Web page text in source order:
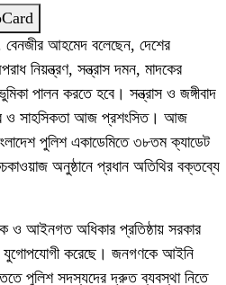
আহমেদ বলেছেন, দেশের
নিয়ন্ত্রণ, সন্ত্রাস দমন, মাদকের
পালন করতে হবে। সন্ত্রাস ও জঙ্গীবাদ
ও সাহসিকতা আজ প্রশংসিত। আজ
পুলিশ একাডেমিতে ৩৮তম ক্যাডেট
অনুষ্ঠানে প্রধান অতিথির বক্তব্যে
ও আইনগত অধিকার প্রতিষ্ঠায় সরকার
যুগোপযোগী করেছে। জনগণকে আইনি
পুলিশ সদস্যদের দ্রুত ব্যবস্থা নিতে